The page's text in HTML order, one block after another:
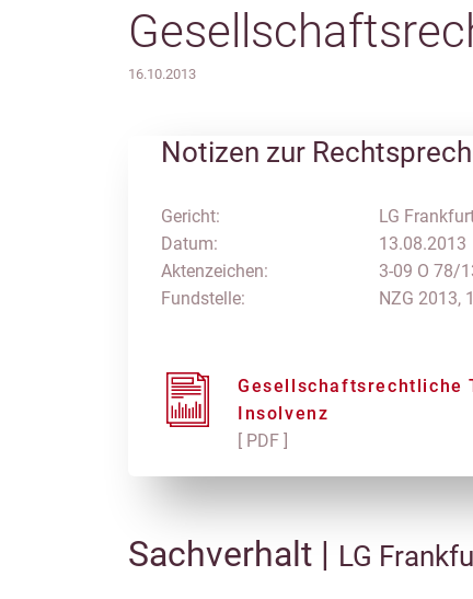
16.10.2013
Notizen zur
Gericht:
Datum:
Aktenzeichen:
Fundstelle:
LG
13.08.2013
3-09 O 78/
NZG 2013,
Gesellschaftsrechtliche
Insolvenz
[ PDF ]
Sachverhalt | LG